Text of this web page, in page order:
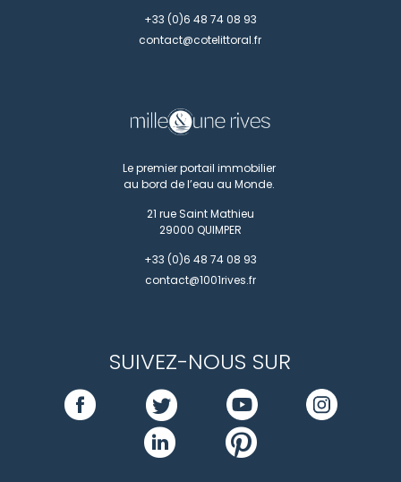
+33 (0)6 48 74 08 93
contact@cotelittoral.fr
Le premier portail immobilier
au bord de l’eau au Monde.
21 rue Saint Mathieu
29000 QUIMPER
+33 (0)6 48 74 08 93
contact@1001rives.fr
SUIVEZ-NOUS SUR